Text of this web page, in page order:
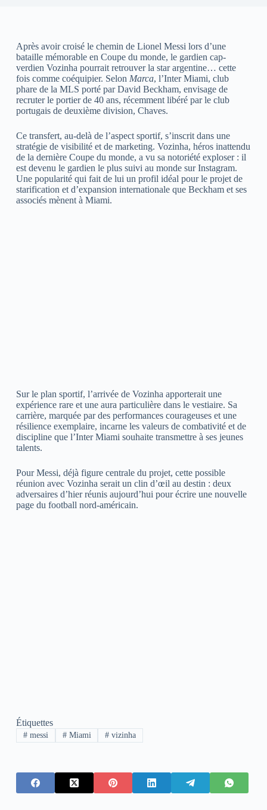
Après avoir croisé le chemin de Lionel Messi lors d’une
bataille mémorable en Coupe du monde, le gardien cap-
verdien Vozinha pourrait retrouver la star argentine… cette
fois comme coéquipier. Selon Marca, l’Inter Miami, club
phare de la MLS porté par David Beckham, envisage de
recruter le portier de 40 ans, récemment libéré par le club
portugais de deuxième division, Chaves.
Ce transfert, au-delà de l’aspect sportif, s’inscrit dans une
stratégie de visibilité et de marketing. Vozinha, héros inattendu
de la dernière Coupe du monde, a vu sa notoriété exploser : il
est devenu le gardien le plus suivi au monde sur Instagram.
Une popularité qui fait de lui un profil idéal pour le projet de
starification et d’expansion internationale que Beckham et ses
associés mènent à Miami.
Sur le plan sportif, l’arrivée de Vozinha apporterait une
expérience rare et une aura particulière dans le vestiaire. Sa
carrière, marquée par des performances courageuses et une
résilience exemplaire, incarne les valeurs de combativité et de
discipline que l’Inter Miami souhaite transmettre à ses jeunes
talents.
Pour Messi, déjà figure centrale du projet, cette possible
réunion avec Vozinha serait un clin d’œil au destin : deux
adversaires d’hier réunis aujourd’hui pour écrire une nouvelle
page du football nord-américain.
Étiquettes
#messi #Miami # vizinha